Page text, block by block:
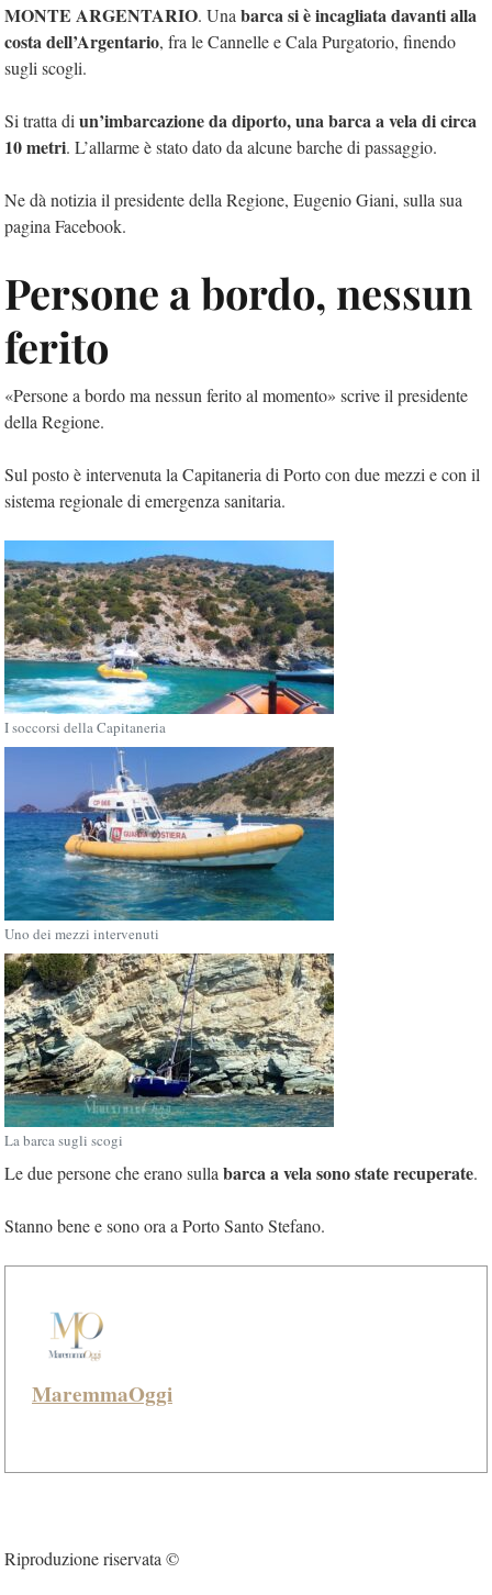
MONTE ARGENTARIO. Una barca si è incagliata davanti alla
costa dell’Argentario, fra le Cannelle e Cala Purgatorio, finendo
sugli scogli.
Si tratta di un’imbarcazione da diporto, una barca a vela di circa
10 metri. L’allarme è stato dato da alcune barche di passaggio.
Ne dà notizia il presidente della Regione, Eugenio Giani, sulla sua
pagina Facebook.
Persone a bordo, nessun
ferito
«Persone a bordo ma nessun ferito al momento» scrive il presidente
della Regione.
Sul posto è intervenuta la Capitaneria di Porto con due mezzi e con il
sistema regionale di emergenza sanitaria.
I soccorsi della Capitaneria
Uno dei mezzi intervenuti
La barca sugli scogi
Le due persone che erano sulla barca a vela sono state recuperate.
Stanno bene e sono ora a Porto Santo Stefano.
MaremmaOggi
Riproduzione riservata ©